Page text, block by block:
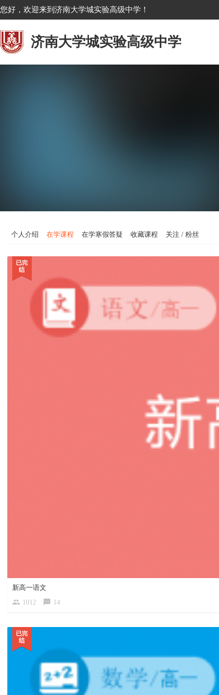
您好，欢迎来到济南大学城实验高级中学！
济南大学城实验高级中学
个人介绍 在学课程 在学寒假答疑 收藏课程 关注 / 粉丝
新高一语文
1012
14